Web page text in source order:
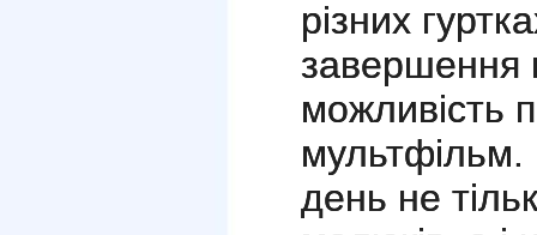
різних
завершення
можливість
мультфільм.
день не